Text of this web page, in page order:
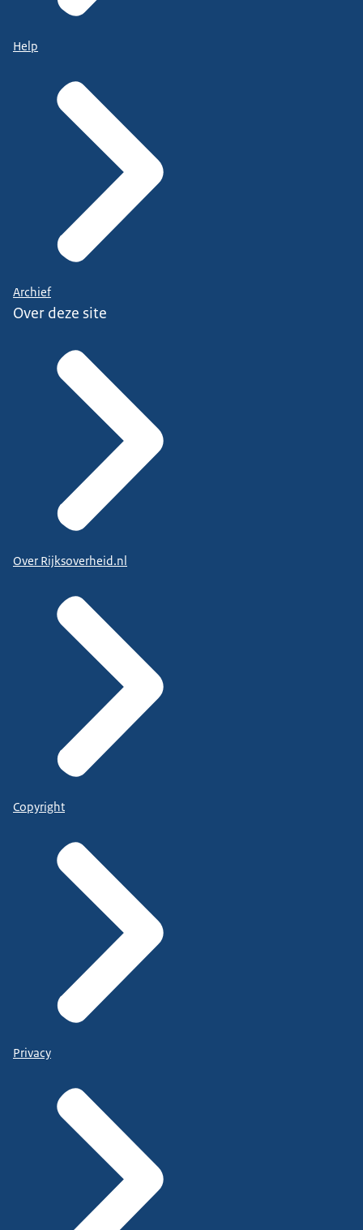
Help
Archief
Over deze site
Over Rijksoverheid.nl
Copyright
Privacy